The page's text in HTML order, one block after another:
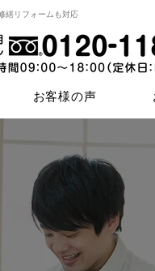
繕リフォームも対応
お客様の声